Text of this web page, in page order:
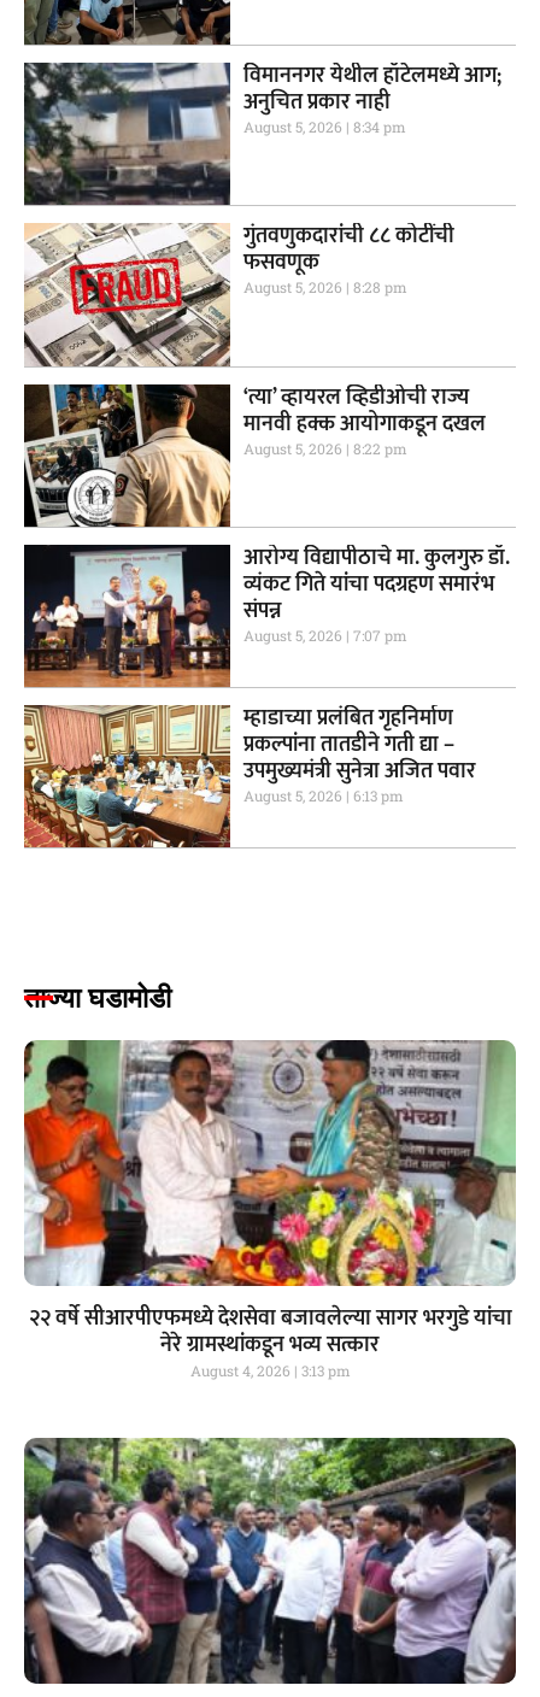
विमाननगर येथील हॉटेलमध्ये आग;
अनुचित प्रकार नाही
August 5, 2026 8:34 pm
गुंतवणुकदारांची ८८ कोटींची
फसवणूक
August 5, 2026 8:28 pm
‘त्या’ व्हायरल व्हिडीओची राज्य
मानवी हक्क आयोगाकडून दखल
August 5, 2026 8:22 pm
आरोग्य विद्यापीठाचे मा. कुलगुरु डॉ.
व्यंकट गिते यांचा पदग्रहण समारंभ
संपन्न
August 5, 2026 7:07 pm
म्हाडाच्या प्रलंबित गृहनिर्माण
प्रकल्पांना तातडीने गती द्या –
उपमुख्यमंत्री सुनेत्रा अजित पवार
August 5, 2026 6:13 pm
ताज्या घडामोडी
२२ वर्षे सीआरपीएफमध्ये देशसेवा बजावलेल्या सागर भरगुडे यांचा
नेरे ग्रामस्थांकडून भव्य सत्कार
August 4, 2026 3:13 pm